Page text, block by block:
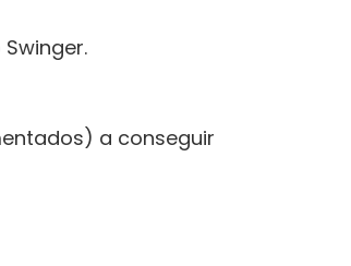
a conseguir